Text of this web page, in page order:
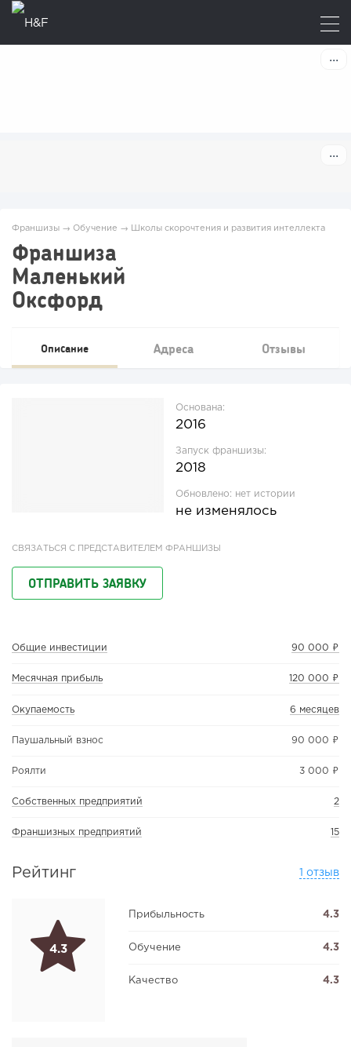
Франшизы → Обучение → Школы скорочтения и развития интеллекта
Франшиза
Маленький
Оксфорд
Описание Адреса Отзывы
Основана:
2016
Запуск франшизы:
2018
Обновлено: нет истории
не изменялось
СВЯЗАТЬСЯ С ПРЕДСТАВИТЕЛЕМ ФРАНШИЗЫ
ОТПРАВИТЬ ЗАЯВКУ
Общие инвестиции 90 000 ₽
Месячная прибыль 120 000 ₽
Окупаемость 6 месяцев
Паушальный взнос 90 000 ₽
Роялти 3 000 ₽
Собственных предприятий 2
Франшизных предприятий 15
Рейтинг 1 отзыв
4.3
Прибыльность 4.3
Обучение 4.3
Качество 4.3